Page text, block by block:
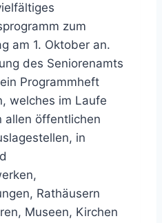
zum
am 1. Oktober an.
des Seniorenamts
Programmheft
welches im Laufe
allen öffentlichen
in
Rathäusern
Museen, Kirchen